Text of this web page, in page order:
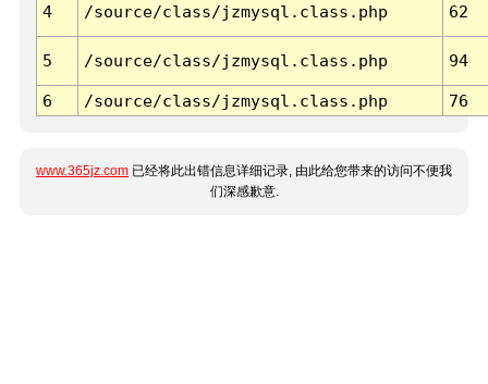
4 /source/class/jzmysql.class.php 62
5 /source/class/jzmysql.class.php 94
6 /source/class/jzmysql.class.php 76
www.365jz.com 已经将此出错信息详细记录, 由此给您带来的访问不便我
们深感歉意.